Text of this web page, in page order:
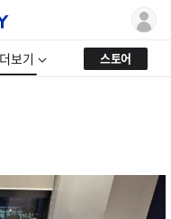
더보기 스토어